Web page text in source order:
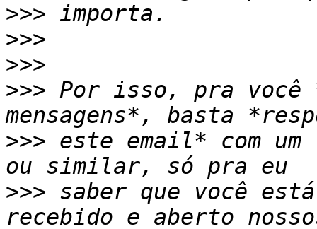
>>>
>>>
>>>
>>> Por isso, pra você
>>> este email* com
>>> saber que você